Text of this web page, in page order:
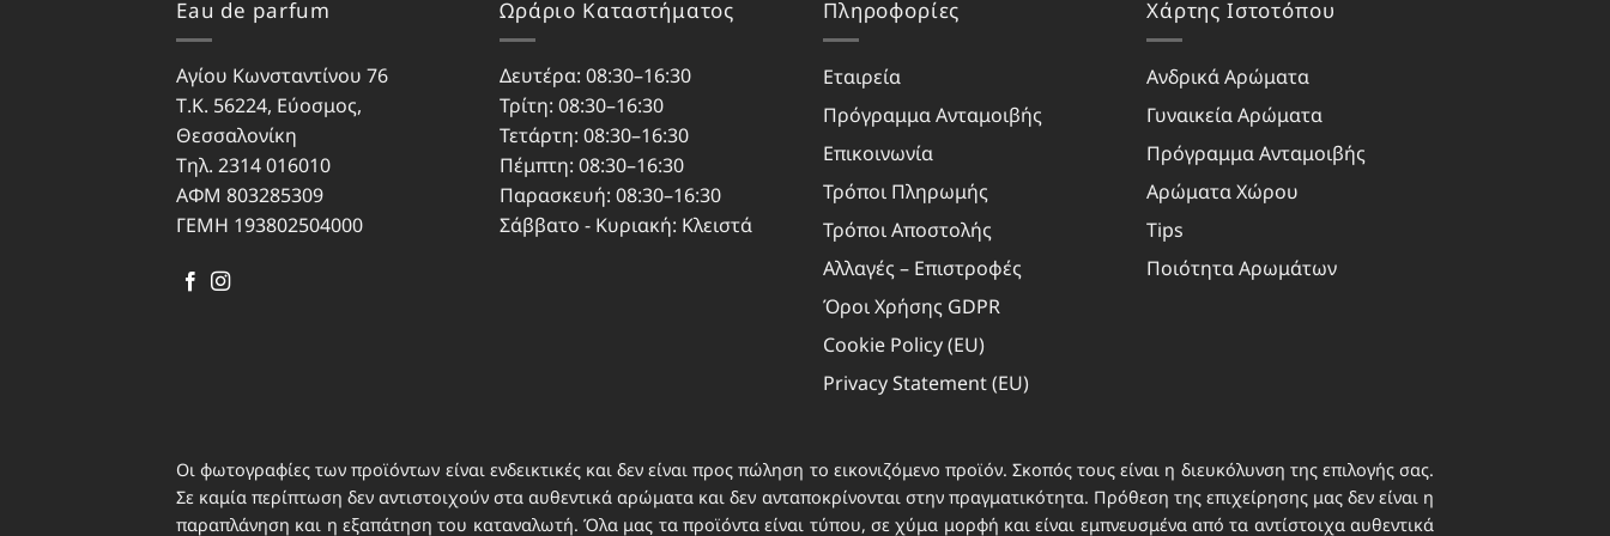
Eau de parfum
Αγίου Κωνσταντίνου 76
Τ.Κ. 56224, Εύοσμος,
Θεσσαλονίκη
Τηλ. 2314 016010
ΑΦΜ 803285309
ΓΕΜΗ 193802504000
Ωράριο Καταστήματος
Δευτέρα: 08:30–16:30
Τρίτη: 08:30–16:30
Τετάρτη: 08:30–16:30
Πέμπτη: 08:30–16:30
Παρασκευή: 08:30–16:30
Σάββατο - Κυριακή: Κλειστά
Πληροφορίες
Εταιρεία
Πρόγραμμα Ανταμοιβής
Επικοινωνία
Τρόποι Πληρωμής
Τρόποι Αποστολής
Αλλαγές – Επιστροφές
Όροι Χρήσης GDPR
Cookie Policy (EU)
Privacy Statement (EU)
Χάρτης Ιστοτόπου
Ανδρικά Αρώματα
Γυναικεία Αρώματα
Πρόγραμμα Ανταμοιβής
Αρώματα Χώρου
Tips
Ποιότητα Αρωμάτων
Οι φωτογραφίες των προϊόντων είναι ενδεικτικές και δεν είναι προς πώληση το εικονιζόμενο προϊόν. Σκοπός τους είναι η διευκόλυνση της επιλογής σας.
Σε καμία περίπτωση δεν αντιστοιχούν στα αυθεντικά αρώματα και δεν ανταποκρίνονται στην πραγματικότητα. Πρόθεση της επιχείρησης μας δεν είναι η
παραπλάνηση και η εξαπάτηση του καταναλωτή. Όλα μας τα προϊόντα είναι τύπου, σε χύμα μορφή και είναι εμπνευσμένα από τα αντίστοιχα αυθεντικά